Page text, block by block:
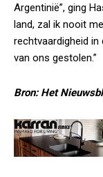
Argentinië”, ging
land, zal ik nooit
rechtvaardigheid
van ons gestolen.”
Bron: Het